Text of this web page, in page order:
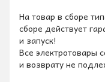
На товар в сборе
сборе действует
и запуск!
Все электротовары
и возврату не